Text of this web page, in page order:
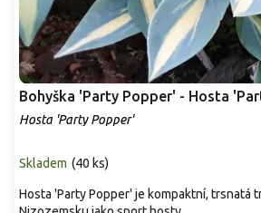
Bohyška 'Party Popper' - Hosta
Hosta 'Party Popper'
Skladem (40 ks)
Hosta 'Party Popper' je kompaktní, trsnatá